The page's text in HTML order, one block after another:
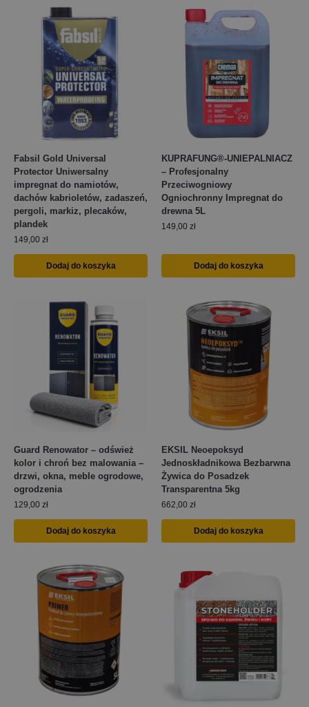
Fabsil Gold Universal
Protector Uniwersalny
impregnat do namiotów,
dachów kabrioletów, zadaszeń,
pergoli, markiz, plecaków,
plandek
149,00 zł
Dodaj do koszyka
KUPRAFUNG®-UNIEPALNIACZ
– Profesjonalny
Przeciwogniowy
Ogniochronny Impregnat do
drewna 5L
149,00 zł
Dodaj do koszyka
Guard Renowator – odśwież
kolor i chroń bez malowania –
drzwi, okna, meble ogrodowe,
ogrodzenia
129,00 zł
Dodaj do koszyka
EKSIL Neoepoksyd
Jednoskładnikowa Bezbarwna
Żywica do Posadzek
Transparentna 5kg
662,00 zł
Dodaj do koszyka